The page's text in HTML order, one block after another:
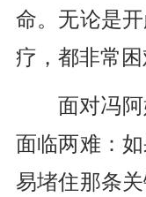
命。无论是
疗，都非常困
面对冯
面临两难：
易堵住那条